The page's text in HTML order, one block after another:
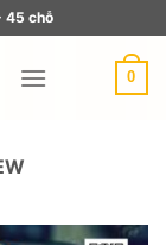
45 chỗ
0